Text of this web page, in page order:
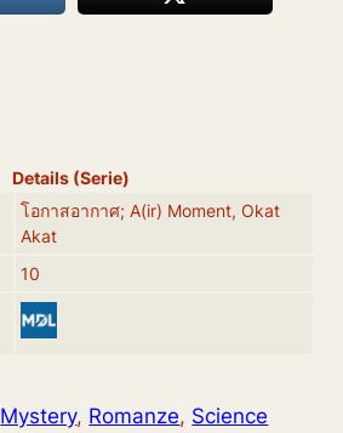
Details (Serie)
โอกาสอากาศ; A(ir) Moment, Okat
Akat
10
Mystery, Romanze, Science